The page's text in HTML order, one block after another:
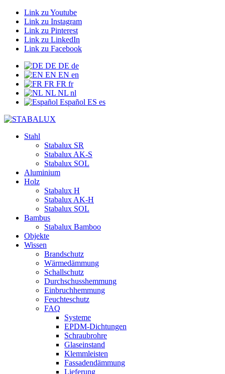
Link zu Youtube
Link zu Instagram
Link zu Pinterest
Link zu LinkedIn
Link zu Facebook
DE DE de
EN EN en
FR FR fr
NL NL nl
Español ES es
Stahl
Stabalux SR
Stabalux AK-S
Stabalux SOL
Aluminium
Holz
Stabalux H
Stabalux AK-H
Stabalux SOL
Bambus
Stabalux Bamboo
Objekte
Wissen
Brandschutz
Wärmedämmung
Schallschutz
Durchschusshemmung
Einbruchhemmung
Feuchteschutz
FAQ
Systeme
EPDM-Dichtungen
Schraubrohre
Glaseinstand
Klemmleisten
Fassadendämmung
Lieferung